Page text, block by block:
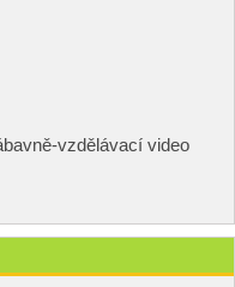
vzdělávací video